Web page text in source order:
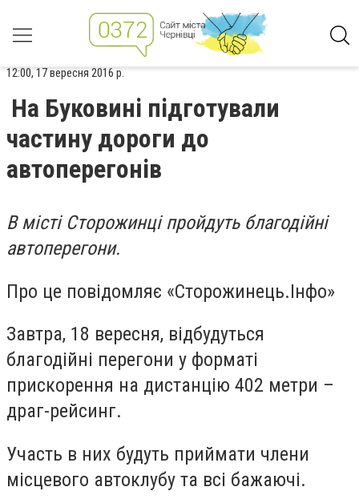
12:00, 17 вересня 2016 р.
На Буковині підготували
частину дороги до
автоперегонів
В місті Сторожинці пройдуть благодійні
автоперегони.
Про це повідомляє «Сторожинець.Інфо»
Завтра, 18 вересня, відбудуться
благодійні перегони у форматі
прискорення на дистанцію 402 метри –
драг-рейсинг.
Участь в них будуть приймати члени
місцевого автоклубу та всі бажаючі.